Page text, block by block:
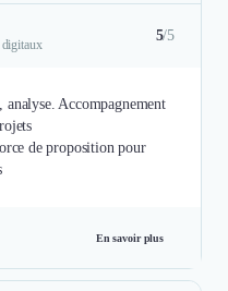
digitaux
5/5
Accompagnement
de proposition pour
En savoir plus